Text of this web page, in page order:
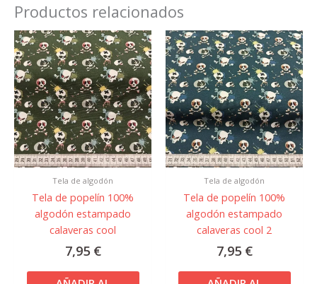
Productos relacionados
Tela de algodón
Tela de popelín 100%
algodón estampado
calaveras cool
7,95 €
Tela de algodón
Tela de popelín 100%
algodón estampado
calaveras cool 2
7,95 €